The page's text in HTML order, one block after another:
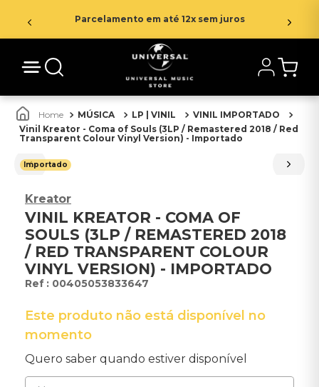
Parcelamento em até 12x sem juros
MÚSICA LP | VINIL
VINIL IMPORTADO
Vinil Kreator - Coma of Souls (3LP / Remastered 2018 / Red
Transparent Colour Vinyl Version) - Importado
Importado
Kreator
VINIL KREATOR - COMA OF
SOULS (3LP / REMASTERED 2018
/ RED TRANSPARENT COLOUR
VINYL VERSION) - IMPORTADO
: 00405053833647
Este produto não está disponível no
momento
Quero saber quando estiver disponível